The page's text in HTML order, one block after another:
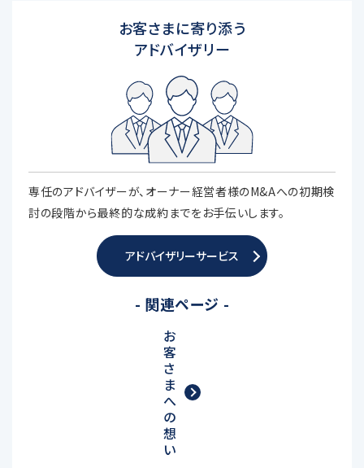
お客さまに寄り添う
アドバイザリー
専任のアドバイザーが、オーナー経営者様のM&Aへの初期検
討の段階から最終的な成約までをお手伝いします。
アドバイザリーサービス
- 関連ページ -
お
客
さ
ま
へ
の
想
い